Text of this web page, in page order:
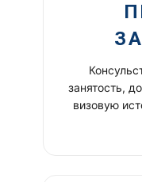
занятость,
визовую